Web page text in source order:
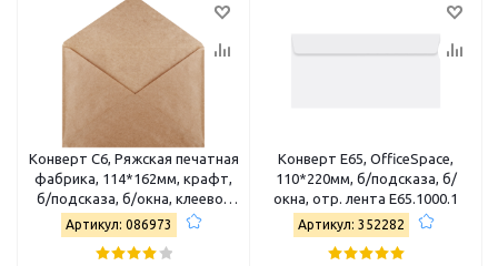
Конверт С6, Ряжская печатная
фабрика, 114*162мм, крафт,
б/подсказа, б/окна, клеевой
край 46071227703
Артикул: 086973
Конверт E65, OfficeSpace,
110*220мм, б/подсказа, б/
окна, отр. лента Е65.1000.1
Артикул: 352282